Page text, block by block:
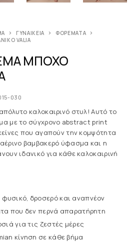
ΓΥΝΑΙΚΕΊΑ
ΦΟΡΈΜΑΤΑ
VALIA
ΜΠΟΧΟ
030
καλοκαιρινό στυλ! Αυτό το
με το σύγχρονο abstract print
που αγαπούν την κομψότητα
βαμβακερό ύφασμα και η
ιδανικό για κάθε καλοκαιρινή
φυσικό, δροσερό και αναπνέον
που δεν περνά απαρατήρητη
για τις ζεστές μέρες
κίνηση σε κάθε βήμα